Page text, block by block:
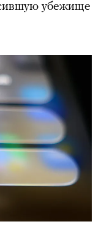
убежище